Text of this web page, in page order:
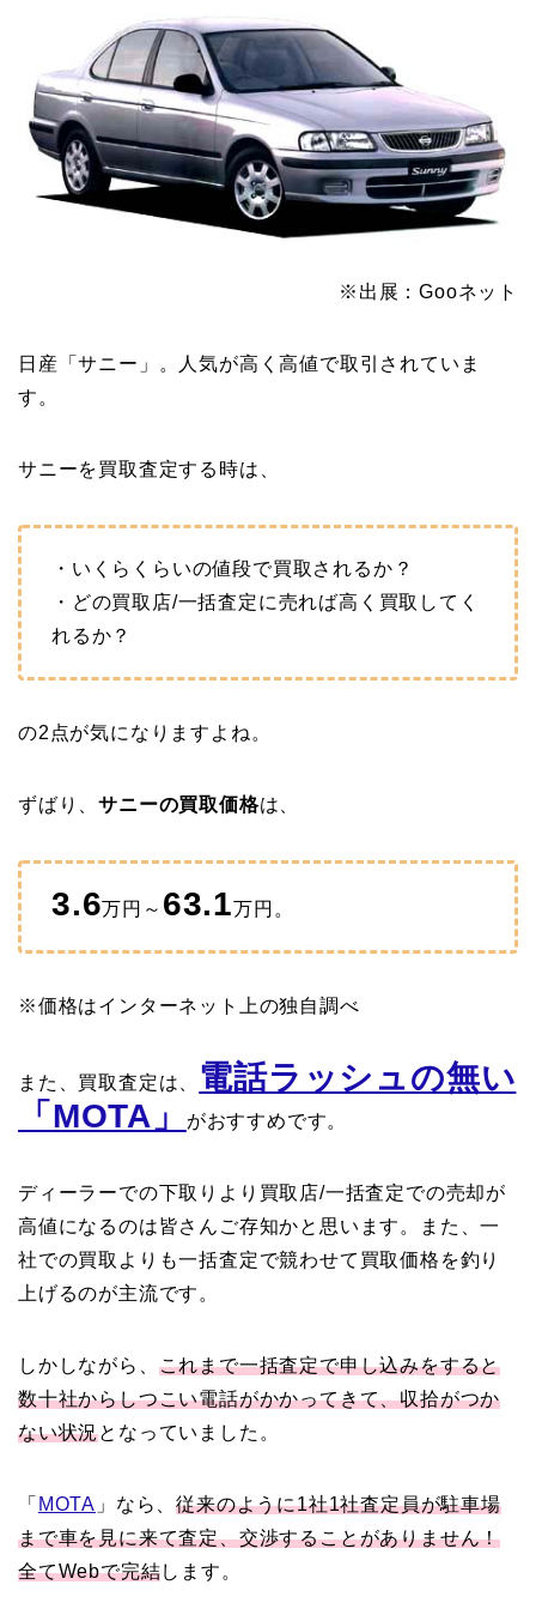
※出展：Gooネット
日産「サニー」。人気が高く高値で取引されていま
す。
サニーを買取査定する時は、
・いくらくらいの値段で買取されるか？
・どの買取店/一括査定に売れば高く買取してく
れるか？
の2点が気になりますよね。
ずばり、サニーの買取価格は、
3.6万円～ 63.1万円。
※価格はインターネット上の独自調べ
また、買取査定は、
電話ラッシュの無い
「MOTA」
がおすすめです。
ディーラーでの下取りより買取店/一括査定での売却が
高値になるのは皆さんご存知かと思います。また、一
社での買取よりも一括査定で競わせて買取価格を釣り
上げるのが主流です。
しかしながら、 これまで一括査定で申し込みをすると
数十社からしつこい電話がかかってきて、収拾がつか
ない状況となっていました。
「 MOTA 」なら、従来のように1社1社査定員が駐車場
まで車を見に来て査定、交渉することがありません！
全てWebで完結します。